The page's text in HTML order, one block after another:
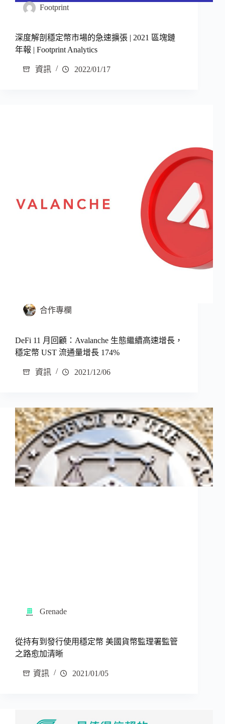
Footprint
深度解剖穩定幣市場的急速擴張 | 2021 區塊鏈
年報 | Footprint Analytics
資訊 2022/01/17
合作專欄
DeFi 11 月回顧：Avalanche 生態繼續高速增長，
穩定幣 UST 流通量增長 174%
資訊 2021/12/06
Grenade
從持有到發行使用穩定幣 美國貨幣監理署監管
之路愈加清晰
資訊 2021/01/05